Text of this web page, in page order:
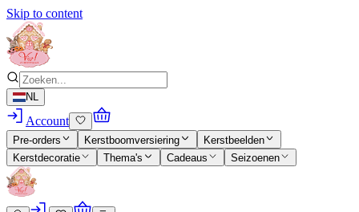
Skip to content
NL
Account
Pre-orders Kerstboomversiering
Kerstbeelden
Kerstdecoratie
Thema's Cadeaus Seizoenen